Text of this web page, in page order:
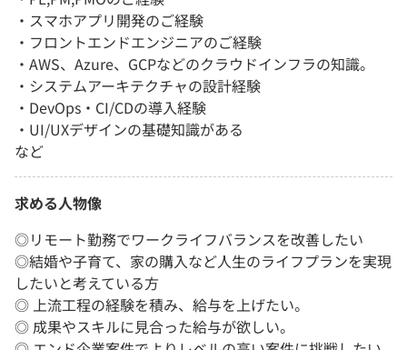
・スマホアプリ開発のご経験
・フロントエンドエンジニアのご経験
・AWS、Azure、GCPなどのクラウドインフラの知識。
・システムアーキテクチャの設計経験
・DevOps・CI/CDの導入経験
・UI/UXデザインの基礎知識がある
など
求める人物像
◎リモート勤務でワークライフバランスを改善したい
◎結婚や子育て、家の購入など人生のライフプランを実現
したいと考えている方
◎ 上流工程の経験を積み、給与を上げたい。
◎ 成果やスキルに見合った給与が欲しい。